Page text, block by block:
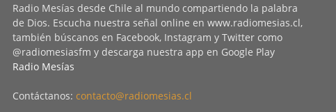
Radio Mesías desde Chile al mundo compartiendo la palabra
de Dios. Escucha nuestra señal online en www.radiomesias.cl,
también búscanos en Facebook, Instagram y Twitter como
@radiomesiasfm y descarga nuestra app en Google Play
Radio Mesías
Contáctanos: contacto@radiomesias.cl